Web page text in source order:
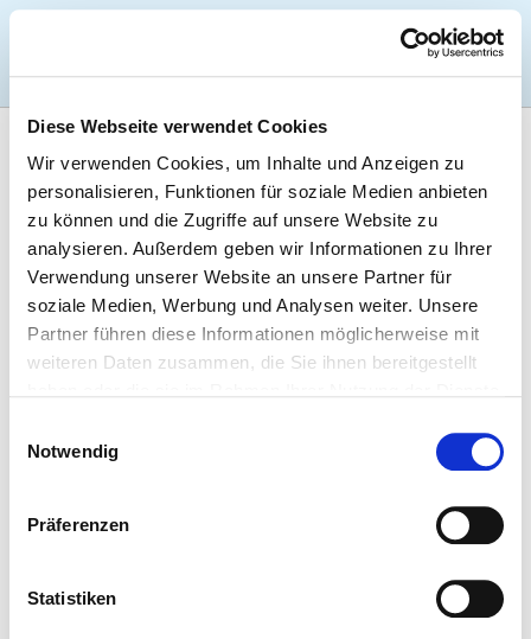
Diese Webseite verwendet Cookies
Wir verwenden Cookies, um Inhalte und Anzeigen zu
personalisieren, Funktionen für soziale Medien anbieten
zu können und die Zugriffe auf unsere Website zu
analysieren. Außerdem geben wir Informationen zu Ihrer
Verwendung unserer Website an unsere Partner für
soziale Medien, Werbung und Analysen weiter. Unsere
Partner führen diese Informationen möglicherweise mit
weiteren Daten zusammen, die Sie ihnen bereitgestellt
Notwendig
Präferenzen
Statistiken
Startseite der Fachabteilung
KRANKENHAUS MARTHA-MARIA
ST. THERESIEN NÜRNBERG
ALLGEMEINE CHIRURGIE
PFLEGERISCHE FACHEXPERTISE
Leitung einer Station / eines Bereiches (PQ05)